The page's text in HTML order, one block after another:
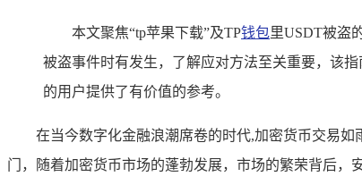
本文聚焦“tp苹果下载”及TP钱包里USDT被盗
被盗事件时有发生，了解应对方法至关重要，该
的用户提供了有价值的参考。
在当今数字化金融浪潮席卷的时代,加密货币交易如
门，随着加密货币市场的蓬勃发展，市场的繁荣背后，